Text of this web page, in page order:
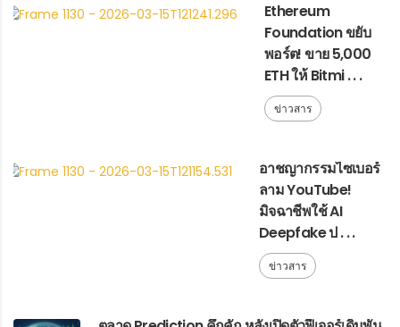
Ethereum
Foundation ขยับ
พอร์ต! ขาย 5,000
ETH ให้ Bitmi . . .
ข่าวสาร
อาชญากรรมไซเบอร์
ลาม YouTube!
มิจฉาชีพใช้ AI
Deepfake ป . . .
ข่าวสาร